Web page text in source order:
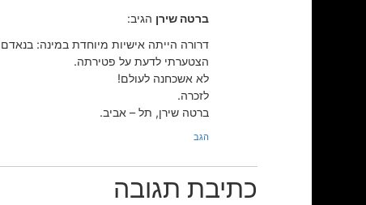
ברטה שירן הגיב:
דרורה הייתה אישיות מיוחדת במינה:
הצטערתי לדעת על פטירתה.
לא אשכחנה לעולם!
לזכרה.
ברטה שירן, תל – אביב.
הגב
כתיבת תגובה